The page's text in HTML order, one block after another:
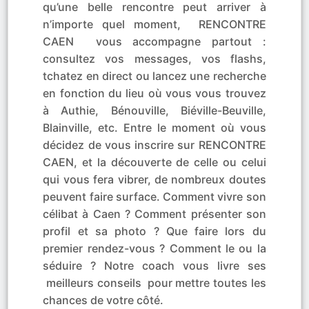
qu’une belle rencontre peut arriver à
n’importe quel moment, RENCONTRE
CAEN vous accompagne partout :
consultez vos messages, vos flashs,
tchatez en direct ou lancez une recherche
en fonction du lieu où vous vous trouvez
à Authie, Bénouville, Biéville-Beuville,
Blainville, etc. Entre le moment où vous
décidez de vous inscrire sur RENCONTRE
CAEN, et la découverte de celle ou celui
qui vous fera vibrer, de nombreux doutes
peuvent faire surface. Comment vivre son
célibat à Caen ? Comment présenter son
profil et sa photo ? Que faire lors du
premier rendez-vous ? Comment le ou la
séduire ? Notre coach vous livre ses
meilleurs conseils pour mettre toutes les
chances de votre côté.